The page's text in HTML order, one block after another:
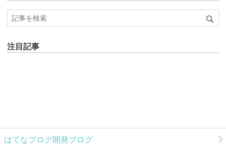
注目記事
はてなブログ開発ブログ